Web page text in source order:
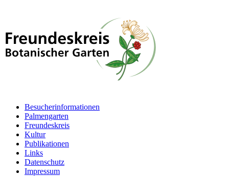
Besucherinformationen
Palmengarten
Freundeskreis
Kultur
Publikationen
Links
Datenschutz
Impressum